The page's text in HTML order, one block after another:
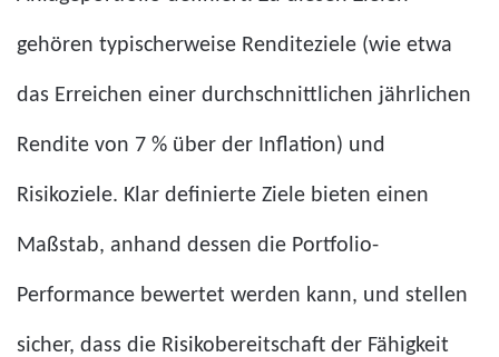
gehören typischerweise Renditeziele (wie etwa
das Erreichen einer durchschnittlichen jährlichen
Rendite von 7 % über der Inflation) und
Risikoziele. Klar definierte Ziele bieten einen
Maßstab, anhand dessen die Portfolio-
Performance bewertet werden kann, und stellen
sicher, dass die Risikobereitschaft der Fähigkeit